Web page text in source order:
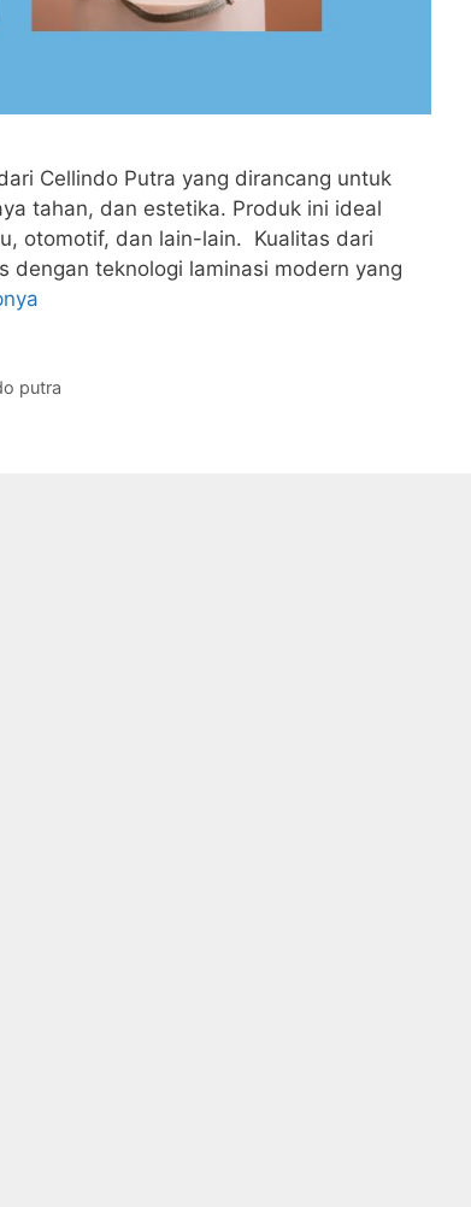
Cellindo Putra yang dirancang untuk
tahan, dan estetika. Produk ini ideal
otomotif, dan lain-lain. Kualitas dari
dengan teknologi laminasi modern yang
putra